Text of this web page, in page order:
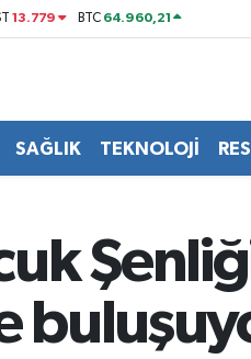
13.779 BTC 64.960,21
SAĞLIK TEKNOLOJİ